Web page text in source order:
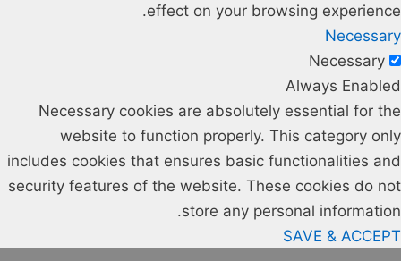
effect on your browsing experience.
Necessary
Necessary
Always Enabled
Necessary cookies are absolutely essential for the
website to function properly. This category only
includes cookies that ensures basic functionalities and
security features of the website. These cookies do not
store any personal information.
SAVE & ACCEPT